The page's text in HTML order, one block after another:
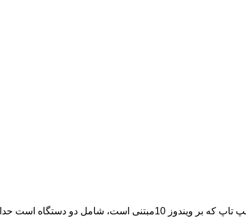
رونمایی کرد.این سری لپ تاپ که بر ویندوز